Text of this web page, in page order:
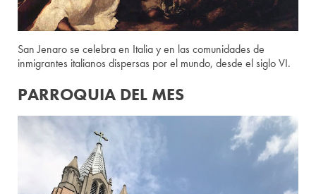
San Jenaro se celebra en Italia y en las comunidades de
inmigrantes italianos dispersas por el mundo, desde el siglo VI.
PARROQUIA DEL MES